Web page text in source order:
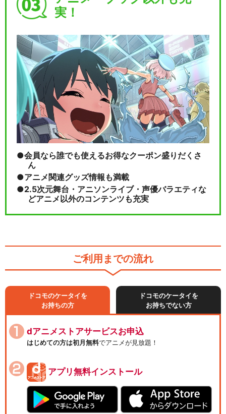
実！
会員なら誰でも使えるお得なクーポン盛りだくさ
ん
アニメ関連グッズ情報も満載
2.5次元舞台・アニソンライブ・声優バラエティな
どアニメ以外のコンテンツも充実
ご利用までの流れ
ドコモのケータイを
お持ちの方
ドコモのケータイを
お持ちでない方
dアニメストアサービスお申込
はじめての方は初月無料でアニメが見放題！
アプリ無料インストール